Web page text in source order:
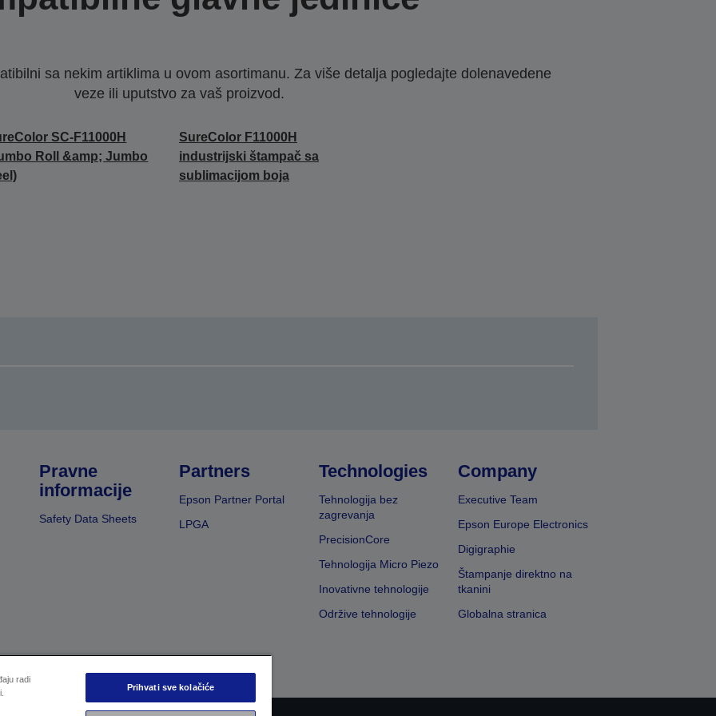
sa nekim artiklima u ovom asortimanu. Za više detalja pogledajte dolenavedene
veze ili uputstvo za vaš proizvod.
SC-F11000H
Roll &amp; Jumbo
SureColor F11000H
industrijski štampač sa
sublimacijom boja
Pravne
informacije
Safety Data Sheets
Partners
Epson Partner Portal
LPGA
Technologies
Tehnologija bez
zagrevanja
PrecisionCore
Tehnologija Micro Piezo
Inovativne tehnologije
Održive tehnologije
Company
Executive Team
Epson Europe Electronics
Digigraphie
Štampanje direktno na
tkanini
Globalna stranica
radi
Prihvati sve kolačiće